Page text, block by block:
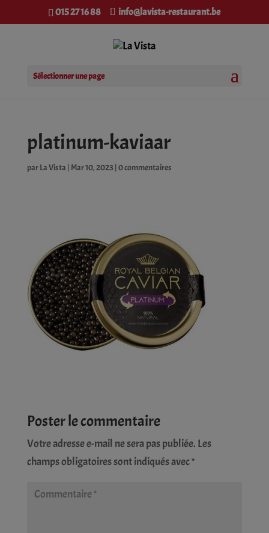
015 27 16 88 info@lavista-restaurant.be
Sélectionner une page
platinum-kaviaar
parLa Vista | Mar 10, 2023 | 0 commentaires
Poster le commentaire
Votre adresse e-mail ne sera pas publiée. Les
champs obligatoires sont indiqués avec*
modal-check